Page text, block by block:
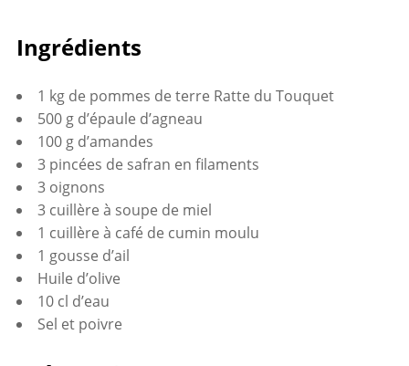
sur
Google+
it
Ingrédients
1 kg de pommes de terre Ratte du Touquet
500 g d’épaule d’agneau
100 g d’amandes
3 pincées de safran en filaments
3 oignons
3 cuillère à soupe de miel
1 cuillère à café de cumin moulu
1 gousse d’ail
Huile d’olive
10 cl d’eau
Sel et poivre